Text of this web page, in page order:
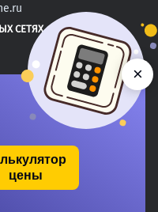
СЕТЯХ
цены
×